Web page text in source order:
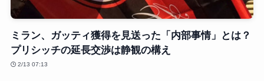
ミラン、ガッティ獲得を見送った「内部事情」とは？
プリシッチの延長交渉は静観の構え
2/13 07:13